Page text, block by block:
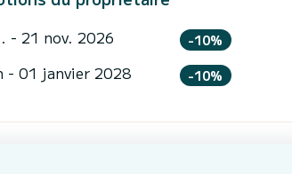
- 21 nov. 2026 -10%
- 01 janvier 2028 -10%